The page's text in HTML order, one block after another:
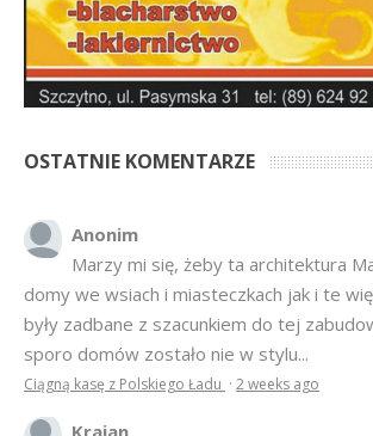
OSTATNIE KOMENTARZE
Anonim
Marzy mi się, żeby ta architektura
domy we wsiach i miasteczkach jak i te
były zadbane z szacunkiem do tej
sporo domów zostało nie w stylu...
Ciągną kasę z Polskiego Ładu · 2 weeks ago
Krajan